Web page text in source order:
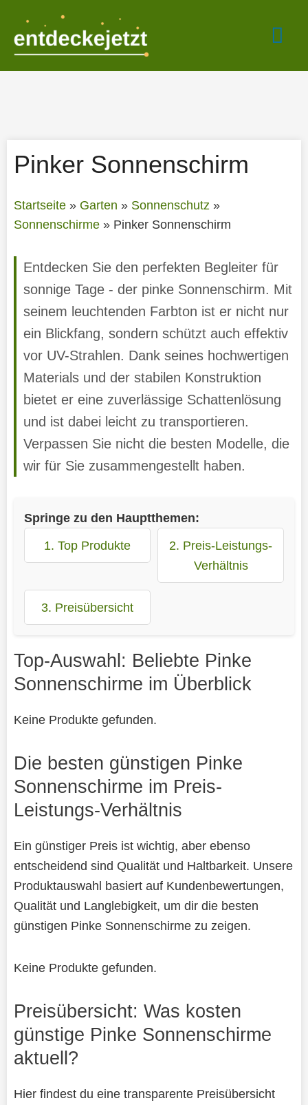
springen
Pinker Sonnenschirm
Startseite» Garten » Sonnenschutz»
Sonnenschirme» Pinker Sonnenschirm
Entdecken Sie den perfekten Begleiter für
sonnige Tage - der pinke Sonnenschirm. Mit
seinem leuchtenden Farbton ist er nicht nur
ein Blickfang, sondern schützt auch effektiv
vor UV-Strahlen. Dank seines hochwertigen
Materials und der stabilen Konstruktion
bietet er eine zuverlässige Schattenlösung
und ist dabei leicht zu transportieren.
Verpassen Sie nicht die besten Modelle, die
wir für Sie zusammengestellt haben.
Springe zu den Hauptthemen:
1. Top Produkte
2. Preis-Leistungs-
Verhältnis
3. Preisübersicht
Top-Auswahl: Beliebte Pinke
Sonnenschirme im Überblick
Keine Produkte gefunden.
Die besten günstigen Pinke
Sonnenschirme im Preis-
Leistungs-Verhältnis
Ein günstiger Preis ist wichtig, aber ebenso
entscheidend sind Qualität und Haltbarkeit. Unsere
Produktauswahl basiert auf Kundenbewertungen,
Qualität und Langlebigkeit, um dir die besten
günstigen Pinke Sonnenschirme zu zeigen.
Keine Produkte gefunden.
Preisübersicht: Was kosten
günstige Pinke Sonnenschirme
aktuell?
Hier findest du eine transparente Preisübersicht